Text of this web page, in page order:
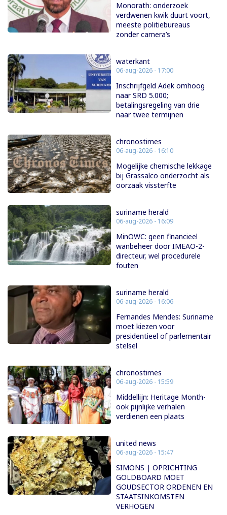
Monorath: onderzoek
verdwenen kwik duurt voort,
meeste politiebureaus
zonder camera’s
waterkant
06-aug-2026 - 17:00
Inschrijfgeld Adek omhoog
naar SRD 5.000;
betalingsregeling van drie
naar twee termijnen
chronostimes
06-aug-2026 - 16:10
Mogelijke chemische lekkage
bij Grassalco onderzocht als
oorzaak vissterfte
suriname herald
06-aug-2026 - 16:09
MinOWC: geen financieel
wanbeheer door IMEAO-2-
directeur, wel procedurele
fouten
suriname herald
06-aug-2026 - 16:06
Fernandes Mendes: Suriname
moet kiezen voor
presidentieel of parlementair
stelsel
chronostimes
06-aug-2026 - 15:59
Middellijn: Heritage Month-
ook pijnlijke verhalen
verdienen een plaats
united news
06-aug-2026 - 15:47
SIMONS | OPRICHTING
GOLDBOARD MOET
GOUDSECTOR ORDENEN EN
STAATSINKOMSTEN
VERHOGEN